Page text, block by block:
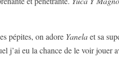
pépites, on adore Yanelaet sa
j’ai eu la chance de le voir jouer